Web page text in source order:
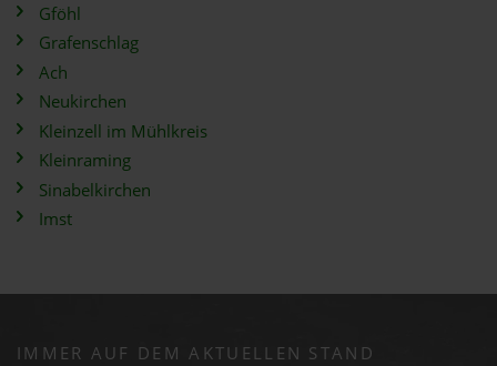
Gföhl
Grafenschlag
Ach
Neukirchen
Kleinzell im Mühlkreis
Kleinraming
Sinabelkirchen
Imst
IMMER AUF DEM AKTUELLEN STAND